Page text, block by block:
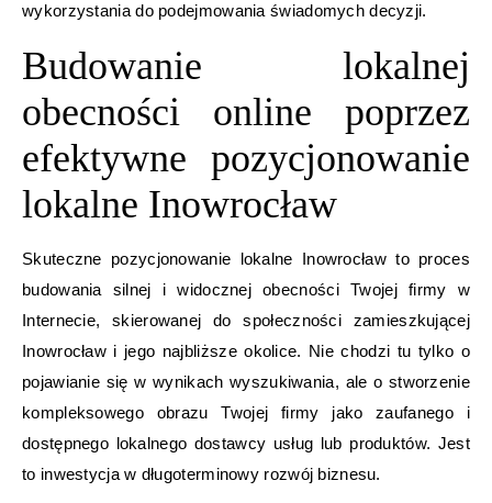
wykorzystania do podejmowania świadomych decyzji.
Budowanie lokalnej
obecności online poprzez
efektywne pozycjonowanie
lokalne Inowrocław
Skuteczne pozycjonowanie lokalne Inowrocław to proces
budowania silnej i widocznej obecności Twojej firmy w
Internecie, skierowanej do społeczności zamieszkującej
Inowrocław i jego najbliższe okolice. Nie chodzi tu tylko o
pojawianie się w wynikach wyszukiwania, ale o stworzenie
kompleksowego obrazu Twojej firmy jako zaufanego i
dostępnego lokalnego dostawcy usług lub produktów. Jest
to inwestycja w długoterminowy rozwój biznesu.